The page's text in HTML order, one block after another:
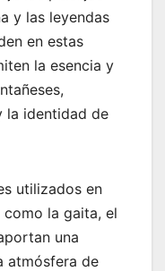
y las leyendas
en estas
la esencia y
la identidad de
utilizados en
como la gaita, el
una
atmósfera de